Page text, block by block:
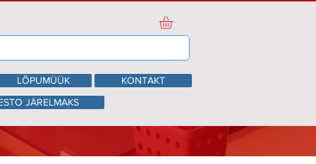
LÕPUMÜÜK
KONTAKT
JÄRELMAKS